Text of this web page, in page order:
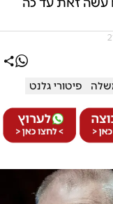
פיטורי גלנט